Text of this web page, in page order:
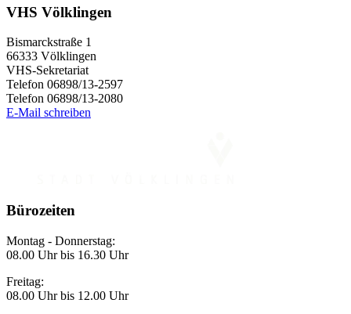
VHS Völklingen
Bismarckstraße 1
66333 Völklingen
VHS-Sekretariat
Telefon 06898/13-2597
Telefon 06898/13-2080
E-Mail schreiben
Bürozeiten
Montag - Donnerstag:
08.00 Uhr bis 16.30 Uhr
Freitag:
08.00 Uhr bis 12.00 Uhr